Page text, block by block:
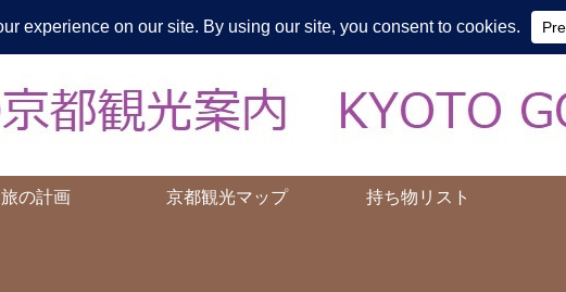
ヤギが皆様の知らない京都をご案内/ THE MOST FASCINATING KYOTO,
旅の計画 京都観光マップ 持ち物リスト